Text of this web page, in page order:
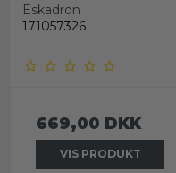
Eskadron
171057326
669,00 DKK
VIS PRODUKT